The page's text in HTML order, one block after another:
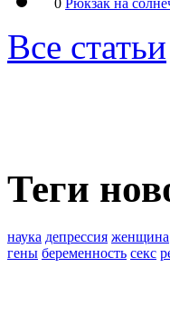
Все статьи
Теги
наука депрессия женщина
гены беременность секс